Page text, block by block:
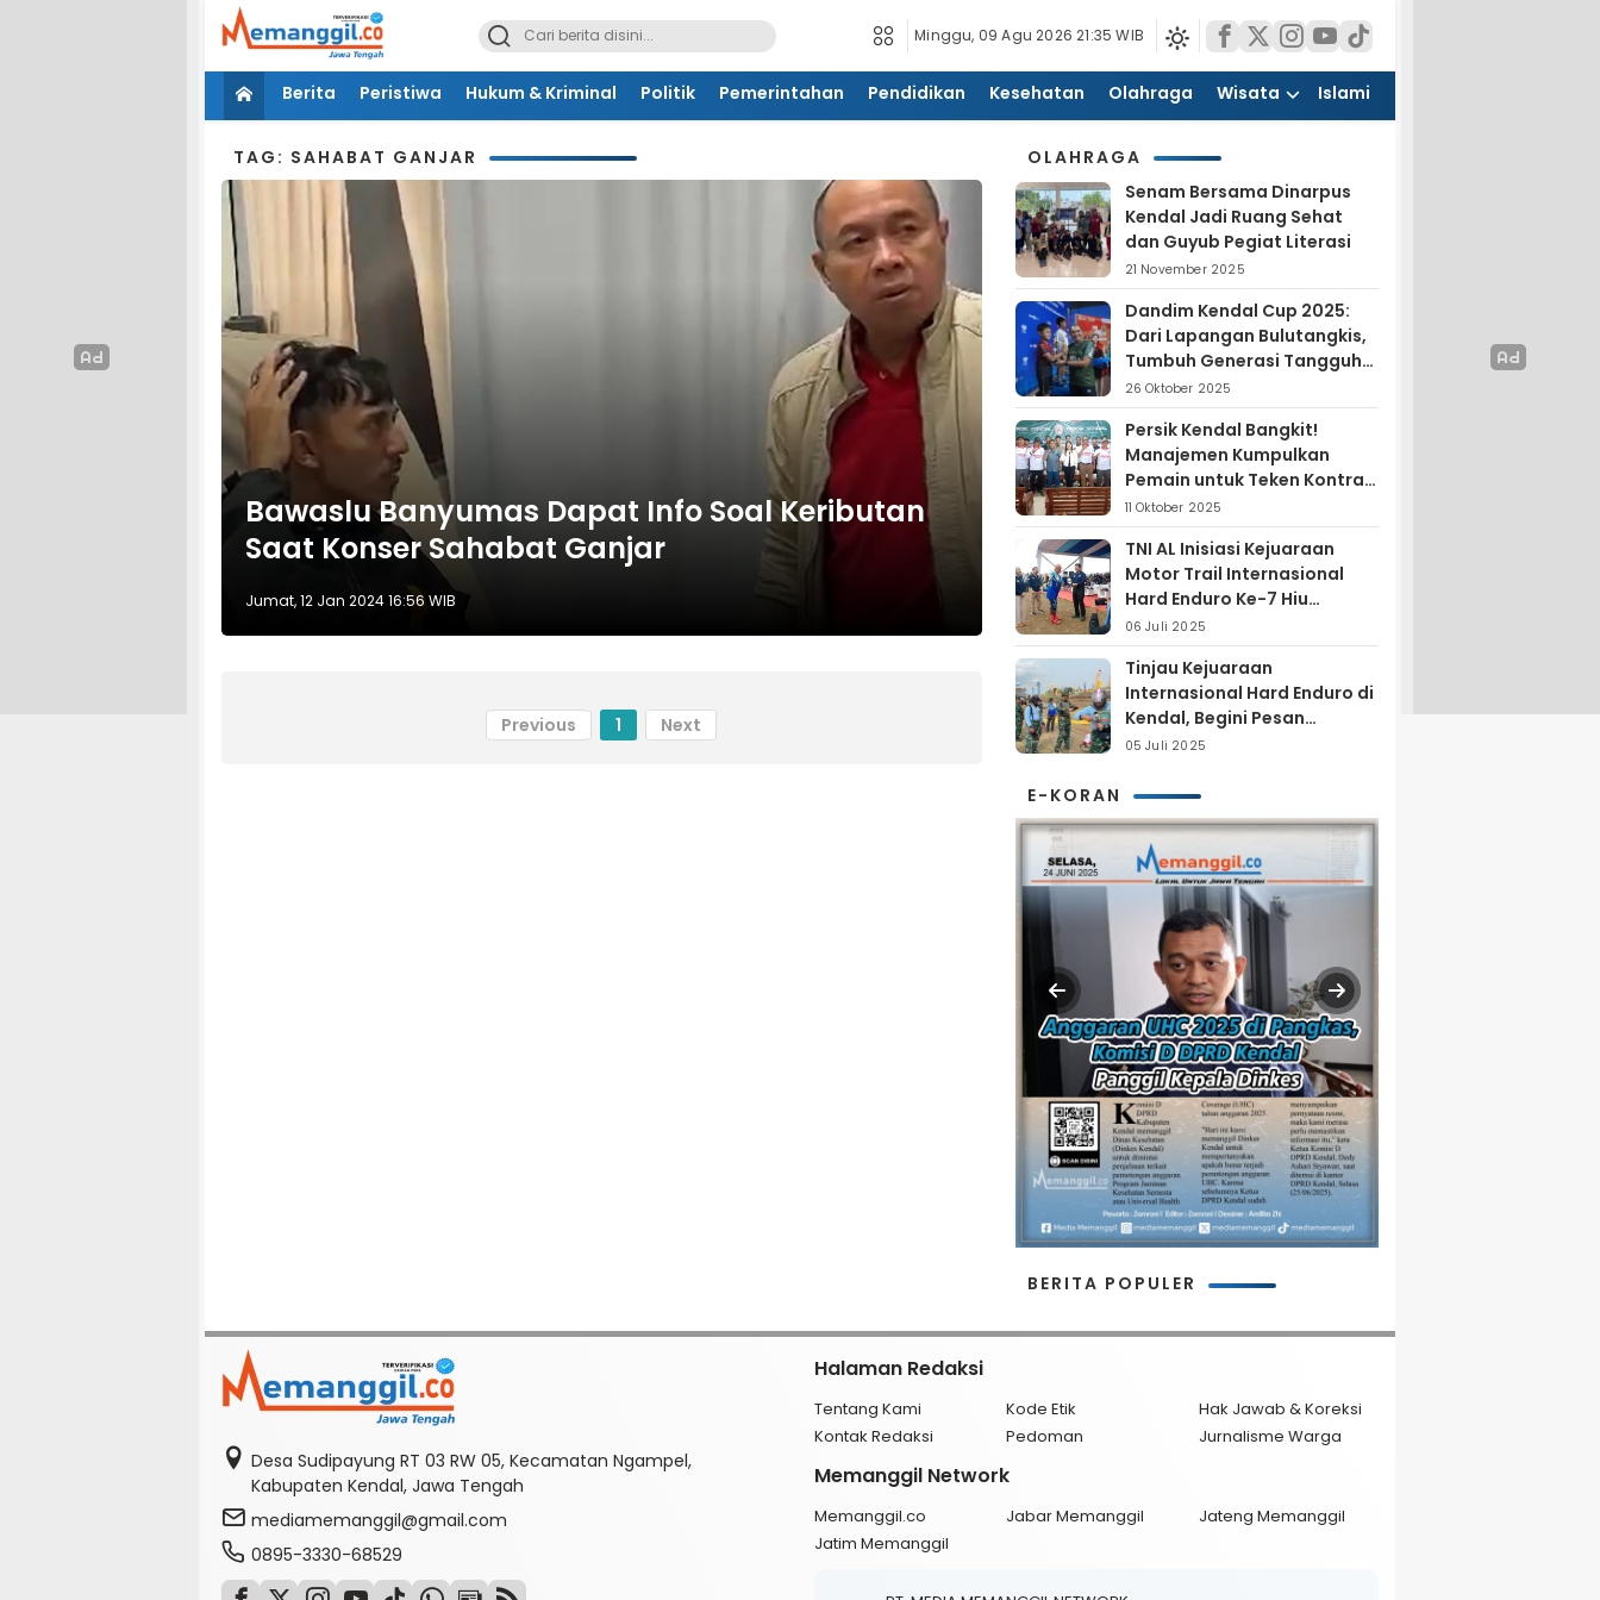
Minggu, 09 Agu 2026 21:35 WIB
Berita Peristiwa Hukum & Kriminal Politik Pemerintahan Pendidikan Kesehatan Olahraga Wisata Islami
TAG: SAHABAT GANJAR
Bawaslu Banyumas Dapat Info Soal Keributan
Saat Konser Sahabat Ganjar
Jumat, 12 Jan 2024 16:56 WIB
Previous 1 Next
OLAHRAGA
Senam Bersama Dinarpus
Kendal Jadi Ruang Sehat
dan Guyub Pegiat Literasi
21 November 2025
Dandim Kendal Cup 2025:
Dari Lapangan Bulutangkis,
Tumbuh Generasi Tangguh
dan Nasionalis
26 Oktober 2025
Persik Kendal Bangkit!
Manajemen Kumpulkan
Pemain untuk Teken Kontrak
Jelang Liga 4
11 Oktober 2025
TNI AL Inisiasi Kejuaraan
Motor Trail Internasional
Hard Enduro Ke-7 Hiu
Selatan
06 Juli 2025
Tinjau Kejuaraan
Internasional Hard Enduro di
Kendal, Begini Pesan
Laksamana Pertama TNI AL
05 Juli 2025
E-KORAN
BERITA POPULER
Desa Sudipayung RT 03 RW 05, Kecamatan Ngampel,
Kabupaten Kendal, Jawa Tengah
mediamemanggil@gmail.com
0895-3330-68529
Halaman Redaksi
Tentang Kami Kode Etik
Hak Jawab & Koreksi
Kontak Redaksi
Pedoman Jurnalisme Warga
Memanggil Network
Memanggil.co Jabar Memanggil
Jateng Memanggil
Jatim Memanggil